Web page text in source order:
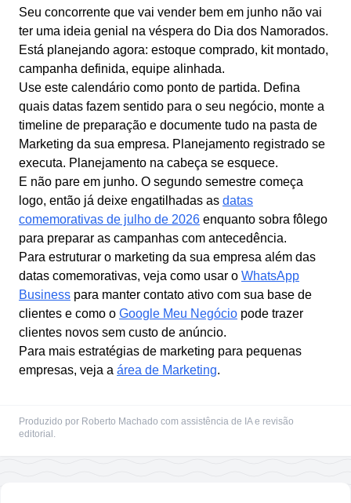
Seu concorrente que vai vender bem em junho não vai
ter uma ideia genial na véspera do Dia dos Namorados.
Está planejando agora: estoque comprado, kit montado,
campanha definida, equipe alinhada.
Use este calendário como ponto de partida. Defina
quais datas fazem sentido para o seu negócio, monte a
timeline de preparação e documente tudo na pasta de
Marketing da sua empresa. Planejamento registrado se
executa. Planejamento na cabeça se esquece.
E não pare em junho. O segundo semestre começa
logo, então já deixe engatilhadas as datas
comemorativas de julho de 2026 enquanto sobra fôlego
para preparar as campanhas com antecedência.
Para estruturar o marketing da sua empresa além das
datas comemorativas, veja como usar o WhatsApp
Business para manter contato ativo com sua base de
clientes e como o Google Meu Negócio pode trazer
clientes novos sem custo de anúncio.
Para mais estratégias de marketing para pequenas
empresas, veja a área de Marketing.
Produzido por Roberto Machado com assistência de IA e revisão
editorial.